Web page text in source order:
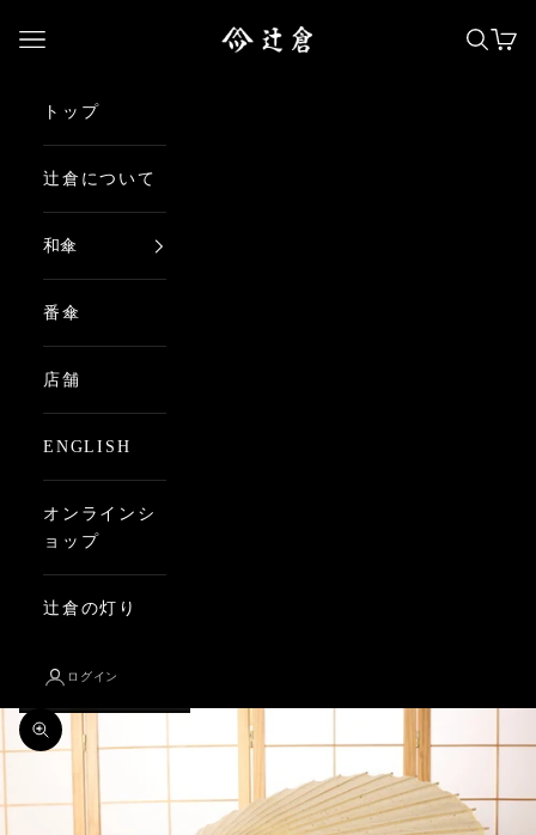
日本最古の京都和傘屋 辻倉
メニューを開く 検索を
カー
トップ
辻倉について
和傘
番傘
店舗
ENGLISH
オンラインシ
ョップ
辻倉の灯り
ログイン
ズームイン